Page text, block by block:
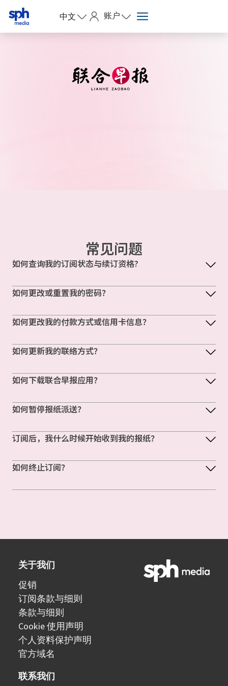
中文 账户
常见问题
如何查询我的订阅状态与续订资格?
如何更改或重置我的密码？
如何更改我的付款方式或信用卡信息？
如何更新我的联络方式？
如何下载联合早报应用？
如何暂停报纸派送？
订阅后，我什么时候开始收到我的报纸？
如何终止订阅？
关于我们
促销
订阅条款与细则
条款与细则
Cookie 使用声明
个人资料保护声明
官方域名
联系我们